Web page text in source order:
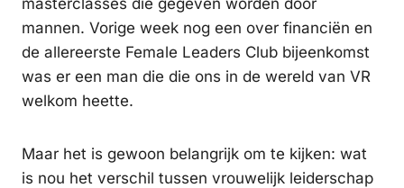
masterclasses die gegeven worden door
mannen. Vorige week nog een over financiën en
de allereerste Female Leaders Club bijeenkomst
was er een man die die ons in de wereld van VR
welkom heette.
Maar het is gewoon belangrijk om te kijken: wat
is nou het verschil tussen vrouwelijk leiderschap